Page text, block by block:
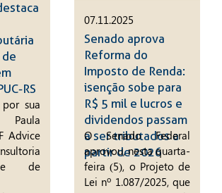
RS
por sua
Advice
e de
07.11.2025
Senado aprova
Reforma do
Imposto de Renda:
isenção sobe para
R$ 5 mil e lucros e
dividendos passam
a ser tributados a
partir de 2026
O Senado Federal
aprovou, nesta quarta-
feira (5), o Projeto de
Lei nº 1.087/2025, que